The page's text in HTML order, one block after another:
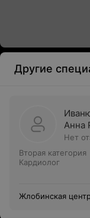
Другие
Анна
Нет
Вторая категория
Кардиолог
Жлобинская